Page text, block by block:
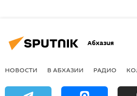
Абхазия
НОВОСТИ В АБХАЗИИ РАДИО